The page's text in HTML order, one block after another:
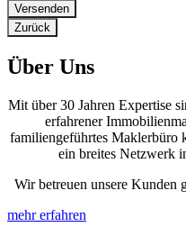
Versenden
Zurück
Über Uns
Mit über 30 Jahren Expertise
erfahrener
familiengeführtes Maklerbüro
ein breites Netzwerk
Wir betreuen unsere Kunden
mehr erfahren